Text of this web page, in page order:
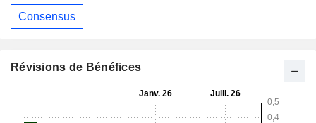
Consensus
Révisions de Bénéfices